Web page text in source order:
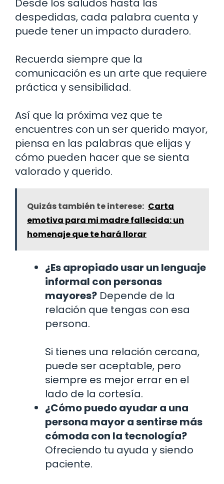
Desde los saludos hasta las
despedidas, cada palabra cuenta y
puede tener un impacto duradero.
Recuerda siempre que la
comunicación es un arte que requiere
práctica y sensibilidad.
Así que la próxima vez que te
encuentres con un ser querido mayor,
piensa en las palabras que elijas y
cómo pueden hacer que se sienta
valorado y querido.
Quizás también te interese: Carta
emotiva para mi madre fallecida: un
homenaje que te hará llorar
¿Es apropiado usar un lenguaje
informal con personas
mayores? Depende de la
relación que tengas con esa
persona.
Si tienes una relación cercana,
puede ser aceptable, pero
siempre es mejor errar en el
lado de la cortesía.
¿Cómo puedo ayudar a una
persona mayor a sentirse más
cómoda con la tecnología?
Ofreciendo tu ayuda y siendo
paciente.